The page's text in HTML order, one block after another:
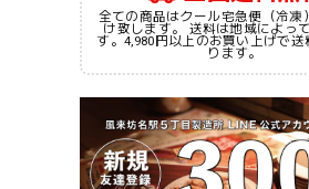
全ての商品はクール宅急便（冷凍
け致します。 送料は地域によっ
す。4,980円以上のお買い上げで送
ります。